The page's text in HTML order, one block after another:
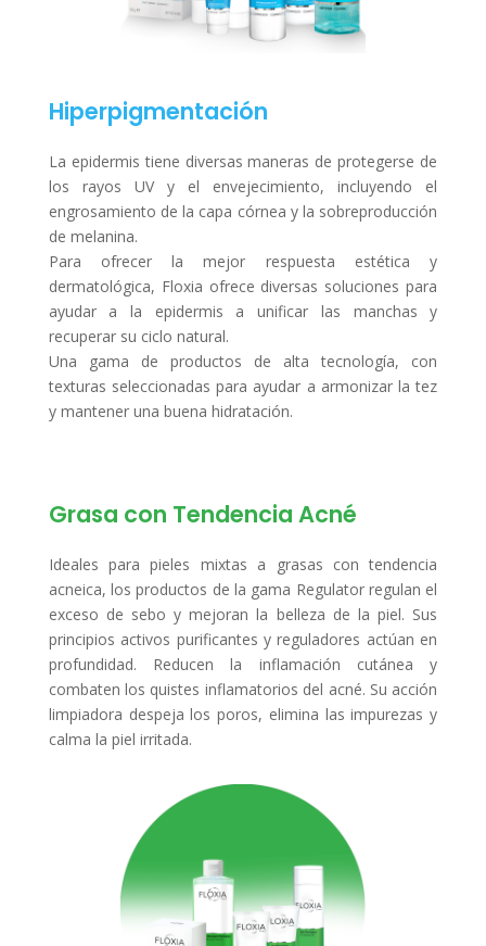
Hiperpigmentación
La epidermis tiene diversas maneras de protegerse de
los rayos UV y el envejecimiento, incluyendo el
engrosamiento de la capa córnea y la sobreproducción
de melanina.
Para ofrecer la mejor respuesta estética y
dermatológica, Floxia ofrece diversas soluciones para
ayudar a la epidermis a unificar las manchas y
recuperar su ciclo natural.
Una gama de productos de alta tecnología, con
texturas seleccionadas para ayudar a armonizar la tez
y mantener una buena hidratación.
Grasa con Tendencia Acné
Ideales para pieles mixtas a grasas con tendencia
acneica, los productos de la gama Regulator regulan el
exceso de sebo y mejoran la belleza de la piel. Sus
principios activos purificantes y reguladores actúan en
profundidad. Reducen la inflamación cutánea y
combaten los quistes inflamatorios del acné. Su acción
limpiadora despeja los poros, elimina las impurezas y
calma la piel irritada.